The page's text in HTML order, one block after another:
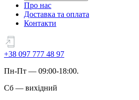
Про нас
Доставка та оплата
Контакти
+38 097 777 48 97
Пн-Пт — 09:00-18:00.
Сб — вихідний